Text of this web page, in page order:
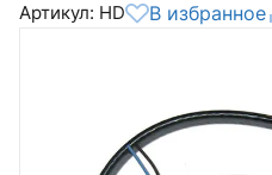
Артикул: HD В избранное
покупки на нашем
был создан